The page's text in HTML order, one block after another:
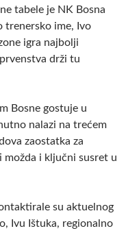
tabele je NK Bosna
trenersko ime, Ivo
igra najbolji
drži tu
Bosne gostuje u
nalazi na trećem
zaostatka za
možda i ključni susret u
su aktuelnog
Ivu Ištuka, regionalno